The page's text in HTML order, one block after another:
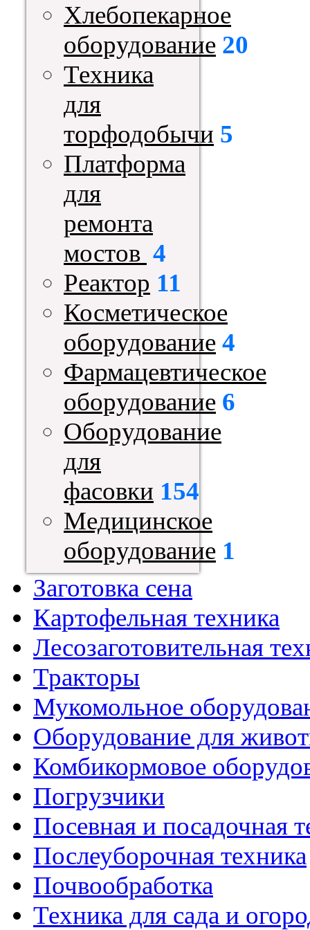
Хлебопекарное
оборудование 20
Техника
для
торфодобычи 5
Платформа
для
ремонта
мостов 4
Реактор 11
Косметическое
оборудование 4
Фармацевтическое
оборудование 6
Оборудование
для
фасовки 154
Медицинское
оборудование 1
Заготовка сена
Картофельная техника
Лесозаготовительная
Тракторы
Мукомольное
Оборудование для
Комбикормовое
Погрузчики
Посевная и посадочная
Послеуборочная техника
Почвообработка
Техника для сада и